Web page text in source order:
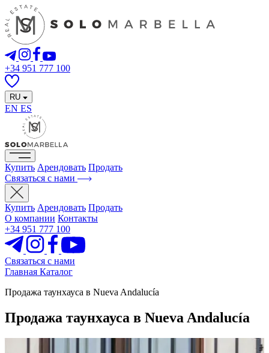
+34 951 777 100
RU
EN ES
Купить Арендовать Продать
Связаться с нами
Купить Арендовать Продать
О компании Контакты
+34 951 777 100
Связаться с нами
Главная Каталог
Продажа таунхауса в Nueva Andalucía
Продажа таунхауса в Nueva Andalucía